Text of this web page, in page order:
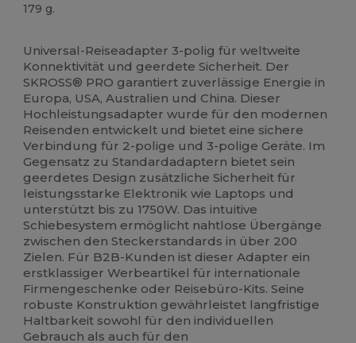
179 g.
Universal-Reiseadapter 3-polig für weltweite
Konnektivität und geerdete Sicherheit. Der
SKROSS® PRO garantiert zuverlässige Energie in
Europa, USA, Australien und China. Dieser
Hochleistungsadapter wurde für den modernen
Reisenden entwickelt und bietet eine sichere
Verbindung für 2-polige und 3-polige Geräte. Im
Gegensatz zu Standardadaptern bietet sein
geerdetes Design zusätzliche Sicherheit für
leistungsstarke Elektronik wie Laptops und
unterstützt bis zu 1750W. Das intuitive
Schiebesystem ermöglicht nahtlose Übergänge
zwischen den Steckerstandards in über 200
Zielen. Für B2B-Kunden ist dieser Adapter ein
erstklassiger Werbeartikel für internationale
Firmengeschenke oder Reisebüro-Kits. Seine
robuste Konstruktion gewährleistet langfristige
Haltbarkeit sowohl für den individuellen
Gebrauch als auch für den